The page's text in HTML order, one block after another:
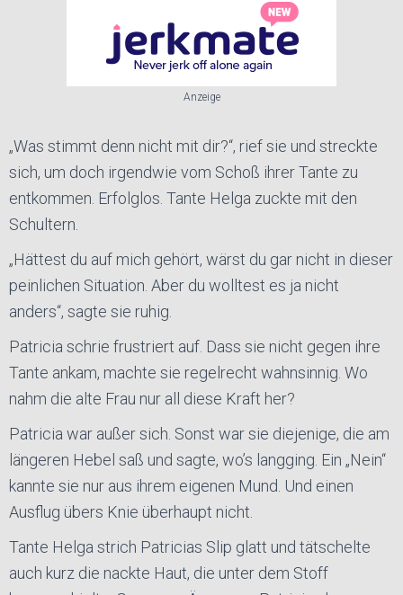
Anzeige
„Was stimmt denn nicht mit dir?“, rief sie und streckte
sich, um doch irgendwie vom Schoß ihrer Tante zu
entkommen. Erfolglos. Tante Helga zuckte mit den
Schultern.
„Hättest du auf mich gehört, wärst du gar nicht in dieser
peinlichen Situation. Aber du wolltest es ja nicht
anders“, sagte sie ruhig.
Patricia schrie frustriert auf. Dass sie nicht gegen ihre
Tante ankam, machte sie regelrecht wahnsinnig. Wo
nahm die alte Frau nur all diese Kraft her?
Patricia war außer sich. Sonst war sie diejenige, die am
längeren Hebel saß und sagte, wo’s langging. Ein „Nein“
kannte sie nur aus ihrem eigenen Mund. Und einen
Ausflug übers Knie überhaupt nicht.
Tante Helga strich Patricias Slip glatt und tätschelte
auch kurz die nackte Haut, die unter dem Stoff